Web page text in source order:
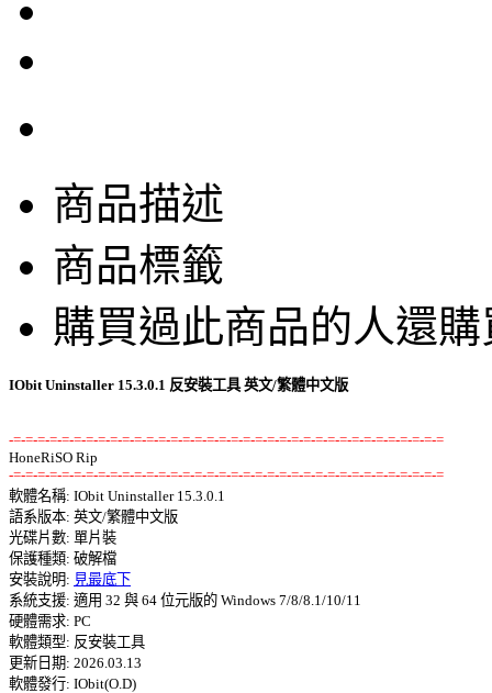
商品描述
商品標籤
購買過此商品的人還
IObit Uninstaller 15.3.0.1 反安裝工具 英文/繁體中文版
-=-=-=-=-=-=-=-=-=-=-=-=-=-=-=-=-=-=-=-=-=-=-=-=-=-=-=-=-=-=-=-=-=-=-=-=
-=-=-=-=-=-=-=-=-=-=-=-=-=-=-=-=-=-=-=-=-=-=-=-=-=-=-=-=-=-=-=-=-=-=-=-=
軟體名稱: IObit Uninstaller 15.3.0.1
語系版本: 英文/繁體中文版
光碟片數: 單片裝
保護種類: 破解檔
安裝說明: 見最底下
系統支援: 適用 32 與 64 位元版的 Windows 7/8/8.1/10/11
硬體需求: PC
軟體類型: 反安裝工具
更新日期: 2026.03.13
軟體發行: IObit(O.D)